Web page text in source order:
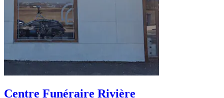
Centre Funéraire Rivière